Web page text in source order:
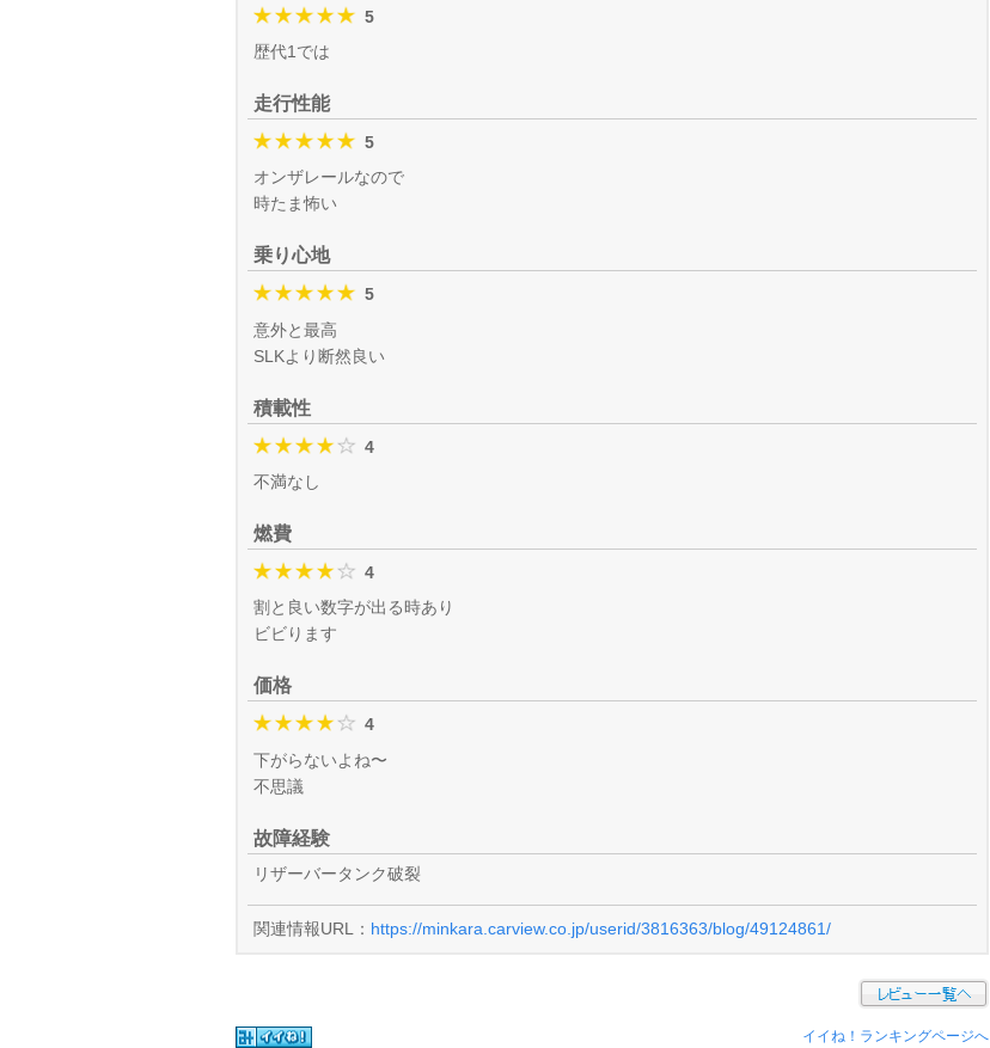
5
歴代1では
走行性能
5
オンザレールなので
時たま怖い
乗り心地
5
意外と最高
SLKより断然良い
積載性
4
不満なし
燃費
4
割と良い数字が出る時あり
ビビります
価格
4
下がらないよね〜
不思議
故障経験
リザーバータンク破裂
関連情報URL： https://minkara.carview.co.jp/userid/3816363/blog/49124861/
イイね！ランキングページへ